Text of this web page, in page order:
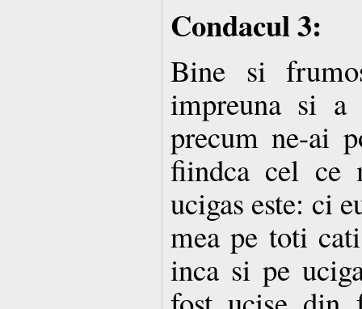
Condacul 3:
Bine si
impreuna si
precum ne-ai
fiindca cel ce
ucigas este: ci
mea pe toti
inca si pe